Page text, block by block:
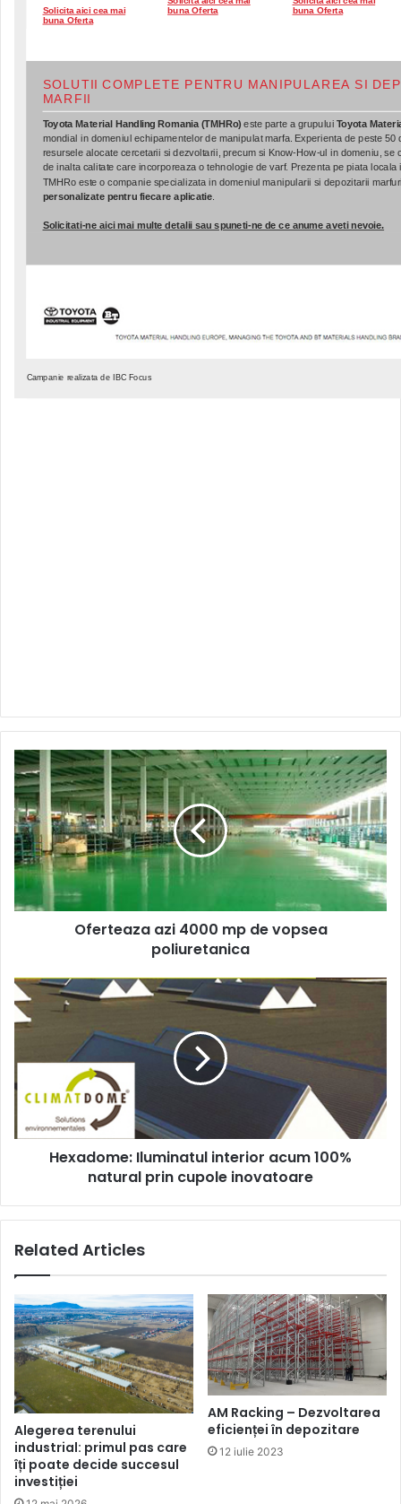
Oferteaza
azi
4000
mp
de
vopsea
poliuretanica
Oferteaza azi 4000 mp de vopsea
poliuretanica
Hexadome:
Iluminatul
interior
100%
natural
prin
inovatoare
Hexadome: Iluminatul interior acum 100%
natural prin cupole inovatoare
Related Articles
Alegerea terenului
industrial: primul pas care
îți poate decide succesul
investiției
AM Racking – Dezvoltarea
eficienței în depozitare
12 iulie 2023